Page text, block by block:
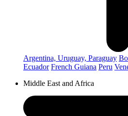
Argentina, Uruguay, Paraguay
Ecuador French Guiana Peru
Middle East and Africa